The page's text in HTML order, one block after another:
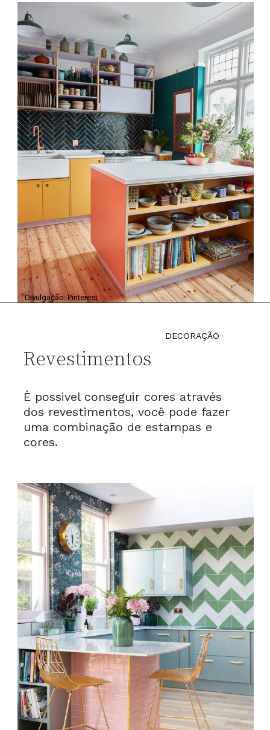
Divulgação: Pinterest
È possivel conseguir cores através
dos revestimentos, você pode fazer
uma combinação de estampas e
cores.
Revestimentos
DECORAÇÃO